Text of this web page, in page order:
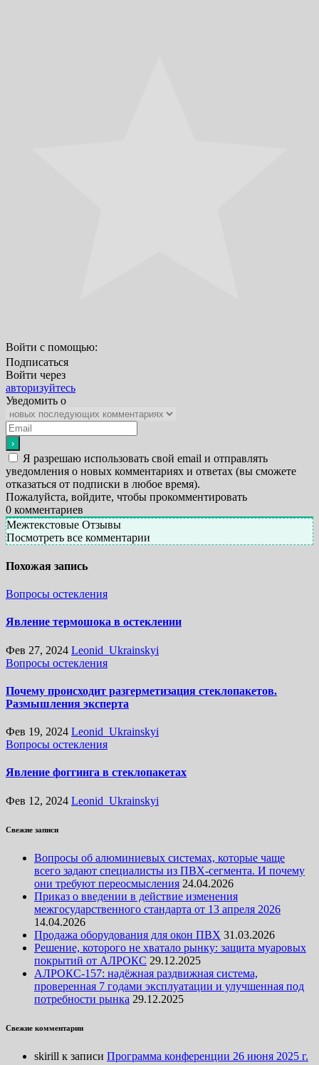
Войти с помощью:
Подписаться
Войти через
авторизуйтесь
Уведомить о
Я разрешаю использовать свой email и отправлять
уведомления о новых комментариях и ответах (вы cможете
отказаться от подписки в любое время).
Пожалуйста, войдите, чтобы прокомментировать
0 комментариев
Межтекстовые Отзывы
Посмотреть все комментарии
Похожая запись
Вопросы остекления
Явление термошока в остеклении
Фев 27, 2024 Leonid_Ukrainskyi
Вопросы остекления
Почему происходит разгерметизация стеклопакетов.
Размышления эксперта
Фев 19, 2024 Leonid_Ukrainskyi
Вопросы остекления
Явление фоггинга в стеклопакетах
Фев 12, 2024 Leonid_Ukrainskyi
Свежие записи
Вопросы об алюминиевых системах, которые чаще
всего задают специалисты из ПВХ-сегмента. И почему
они требуют переосмысления 24.04.2026
Приказ о введении в действие изменения
межгосударственного стандарта от 13 апреля 2026
14.04.2026
Продажа оборудования для окон ПВХ 31.03.2026
Решение, которого не хватало рынку: защита муаровых
покрытий от АЛРОКС 29.12.2025
АЛРОКС-157: надёжная раздвижная система,
проверенная 7 годами эксплуатации и улучшенная под
потребности рынка 29.12.2025
Свежие комментарии
skirill к записи Программа конференции 26 июня 2025 г.